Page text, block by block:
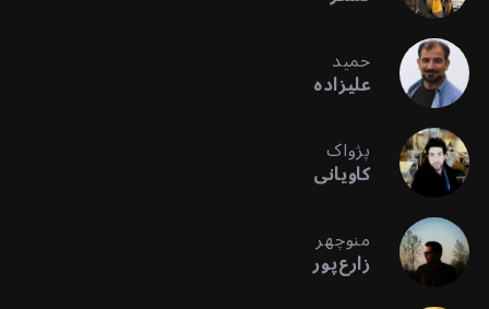
حمید
علیزاده
پژواک
کاویانی
منوچهر
زارع‌پور